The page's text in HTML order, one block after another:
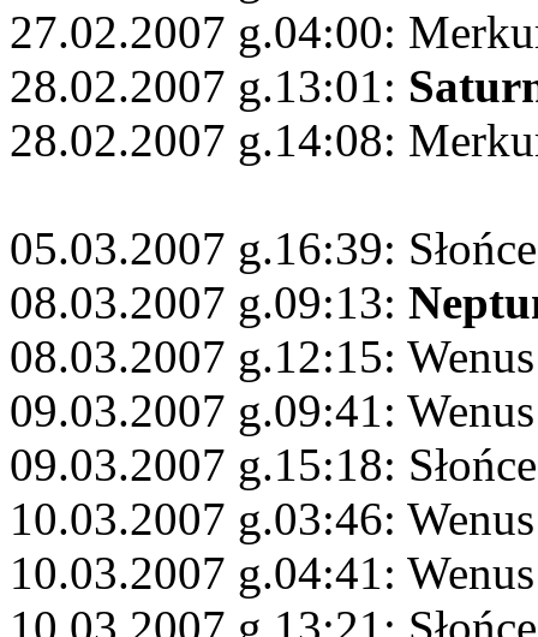
27.02.2007 g.04:00:
28.02.2007 g.13:01:
28.02.2007 g.14:08:
05.03.2007 g.16:39:
08.03.2007 g.09:13:
08.03.2007 g.12:15:
09.03.2007 g.09:41:
09.03.2007 g.15:18:
10.03.2007 g.03:46:
10.03.2007 g.04:41:
10.03.2007 g.13:21: